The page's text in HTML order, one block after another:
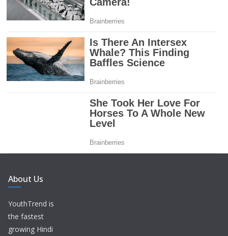
About Us
YouthTrend is
the fastest
growing Hindi